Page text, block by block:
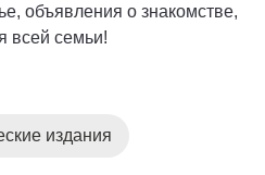
объявления о знакомстве,
всей семьи!
издания